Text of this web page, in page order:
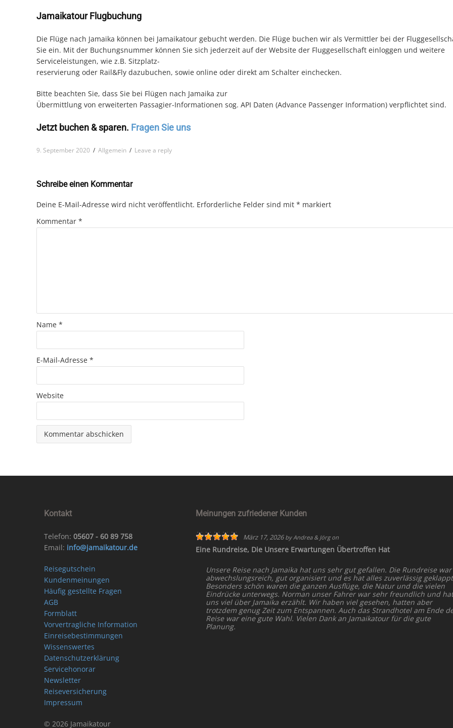
Jamaikatour Flugbuchung
Die Flüge nach Jamaika können bei Jamaikatour gebucht werden. Die Flüge buchen wir als Vermittler bei der
Sie ein. Mit der Buchungsnummer können Sie sich jederzeit auf der Website der Fluggesellschaft einloggen und weitere
Serviceleistungen, wie z.B. Sitzplatz-
reservierung oder Rail&Fly dazubuchen, sowie online oder direkt am Schalter einchecken.
Bitte beachten Sie, dass Sie bei Flügen nach Jamaika zur
Übermittlung von erweiterten Passagier-Informationen sog. API Daten (Advance Passenger Information) verpflichtet sind.
Jetzt buchen & sparen. Fragen Sie uns
9. September 2020 / Allgemein / Leave a reply
Schreibe einen Kommentar
Deine E-Mail-Adresse wird nicht veröffentlicht. Erforderliche Felder sind mit * markiert
Kommentar *
Name *
E-Mail-Adresse *
Website
Kontakt
Telefon: 05607 - 60 89 758
Email: info@jamaikatour.de
Reisegutschein
Kundenmeinungen
Häufig gestellte Fragen
AGB
Formblatt
Vorvertragliche Information
Einreisebestimmungen
Wissenswertes
Datenschutzerklärung
Servicehonorar
Newsletter
Reiseversicherung
Impressum
© 2026 Jamaikatour
Meinungen zufriedener Kunden
März 17, 2026byAndrea & Jörgon
Eine Rundreise, Die Unsere Erwartungen Übertroffen Hat
Unsere Reise nach Jamaika hat uns sehr gut gefallen. Die Rundreise war
abwechslungsreich, gut organisiert und es hat alles zuverlässig
Besonders schön waren die ganzen Ausflüge, die Natur und die vielen
Eindrücke unterwegs. Norman unser Fahrer war sehr freundlich und hat
uns viel über Jamaika erzählt. Wir haben viel gesehen, hatten aber
trotzdem genug Zeit zum Entspannen. Auch das Strandhotel am Ende
Reise war eine gute Wahl. Vielen Dank an Jamaikatour für die gute
Planung.